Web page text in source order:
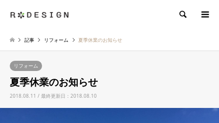
検索
記事 リフォーム 夏季休業のお知らせ
リフォーム
夏季休業のお知らせ
2018.08.11 / 最終更新日：2018.08.10